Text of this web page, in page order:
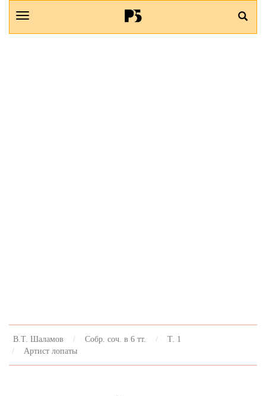
В.Т. Шаламов Собр. соч. в 6 тт.
Т. 1
Артист лопаты